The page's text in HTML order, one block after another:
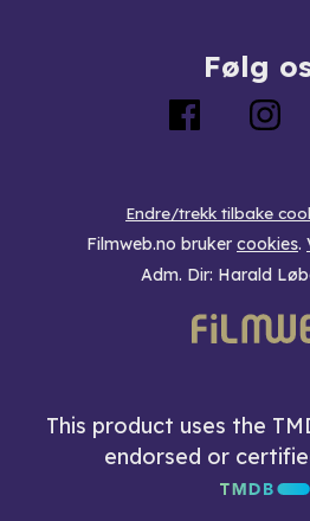
Følg
Endre/trekk tilbake
Filmweb.no bruker cookies.
Adm. Dir: Harald
This product uses the
endorsed or